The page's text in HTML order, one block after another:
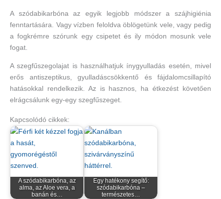
A szódabikarbóna az egyik legjobb módszer a szájhigiénia
fenntartására. Vagy vízben feloldva öblögetünk vele, vagy pedig
a fogkrémre szórunk egy csipetet és ily módon mosunk vele
fogat.
A szegfűszegolajat is használhatjuk ínygyulladás esetén, mivel
erős antiszeptikus, gyulladáscsökkentő és fájdalomcsillapító
hatásokkal rendelkezik. Az is hasznos, ha étkezést követően
elrágcsálunk egy-egy szegfűszeget.
Kapcsolódó cikkek:
A szódabikarbóna, az
alma, az Aloe vera, a
banán és…
Egy hatékony segítő:
szódabikarbóna –
természetes…